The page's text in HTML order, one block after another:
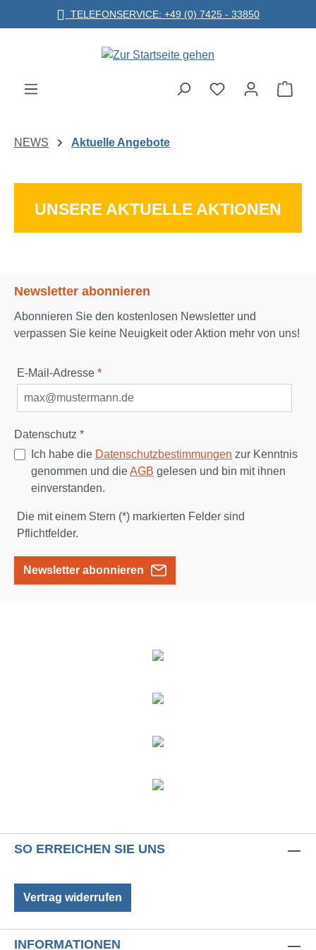
Zum Hauptinhalt springenTELEFONSERVICE: +49 (0) 7425 - 33850
NEWS Aktuelle Angebote
UNSERE AKTUELLE AKTIONEN
Newsletter abonnieren
Abonnieren Sie den kostenlosen Newsletter und
verpassen Sie keine Neuigkeit oder Aktion mehr von uns!
E-Mail-Adresse *
Datenschutz *
Ich habe die Datenschutzbestimmungen zur Kenntnis
genommen und dieAGB gelesen und bin mit ihnen
einverstanden.
Die mit einem Stern (*) markierten Felder sind
Pflichtfelder.
Newsletter abonnieren
SO ERREICHEN SIE UNS
Vertrag widerrufen
INFORMATIONEN